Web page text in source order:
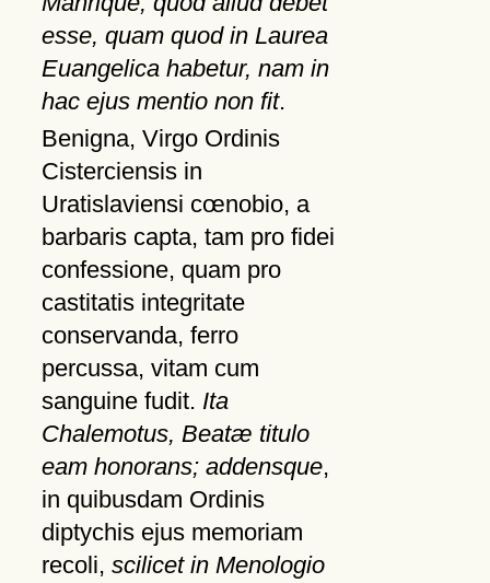
esse, quam quod in Laurea
Euangelica habetur, nam in
hac ejus mentio non fit.
Benigna, Virgo Ordinis
Cisterciensis in
Uratislaviensi cœnobio, a
barbaris capta, tam pro fidei
confessione, quam pro
castitatis integritate
conservanda, ferro
percussa, vitam cum
sanguine fudit. Ita
Chalemotus, Beatæ titulo
eam honorans; addensque,
in quibusdam Ordinis
diptychis ejus memoriam
recoli, scilicet in Menologio